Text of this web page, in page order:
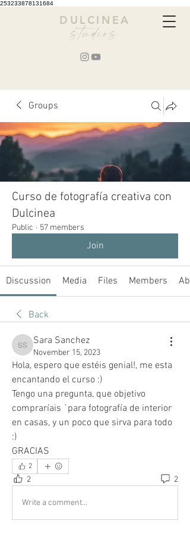
253233878131684
DULCINEA
studios
Groups
Curso de fotografía creativa con
Dulcinea
Public · 57 members
Join
Discussion Media Files Members
Back
Sara Sanchez
Sara Sanchez
November 15, 2023
Hola, espero que estéis genial!, me esta
encantando el curso :)
Tengo una pregunta, que objetivo
compraríais `para fotografía de interior
en casas, y un poco que sirva para todo
:)
GRACIAS
2
2 2
Write a comment...